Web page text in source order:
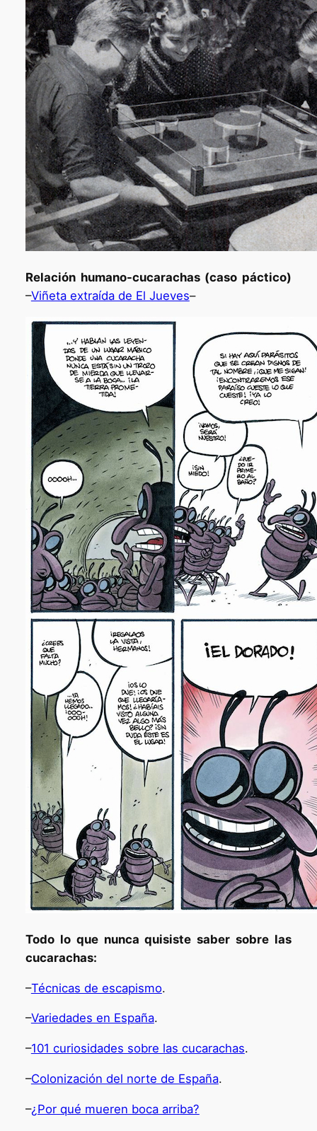
Relación humano-cucarachas (caso páctico)
–Viñeta extraída de El Jueves–
Todo lo que nunca quisiste saber sobre las
cucarachas:
–Técnicas de escapismo.
–Variedades en España.
–101 curiosidades sobre las cucarachas.
–Colonización del norte de España.
–¿Por qué mueren boca arriba?